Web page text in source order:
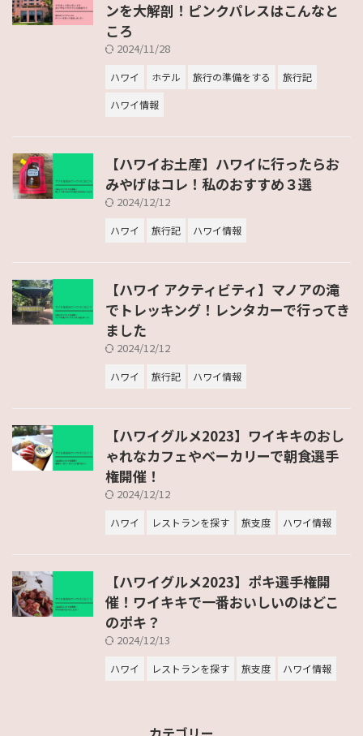
ンを大解剖！ピンクパレスはこんなと
ころ
2024/11/28
ハワイ ホテル 旅行の準備をする
旅行記
ハワイ情報
【ハワイお土産】ハワイに行ったらお
みやげはコレ！私のおすすめ３選
2024/12/12
ハワイ 旅行記 ハワイ情報
【ハワイ アクティビティ】マノアの滝
でトレッキング！レンタカーで行ってき
ました
2024/12/12
ハワイ 旅行記 ハワイ情報
【ハワイグルメ2023】ワイキキのおし
ゃれなカフェやベーカリーで朝食選手
権開催！
2024/12/12
ハワイ レストランを探す 旅支度 ハワイ情報
【ハワイグルメ2023】ポキ選手権開
催！ワイキキで一番おいしいのはどこ
のポキ？
2024/12/13
ハワイ レストランを探す 旅支度 ハワイ情報